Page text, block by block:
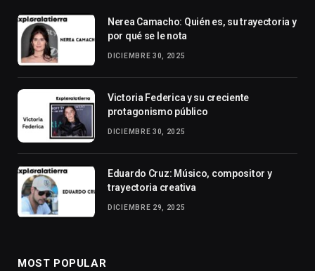
Nerea Camacho: Quién es, su trayectoria y
por qué se le nota
DICIEMBRE 30, 2025
Victoria Federica y su creciente
protagonismo público
DICIEMBRE 30, 2025
Eduardo Cruz: Músico, compositor y
trayectoria creativa
DICIEMBRE 29, 2025
MOST POPULAR